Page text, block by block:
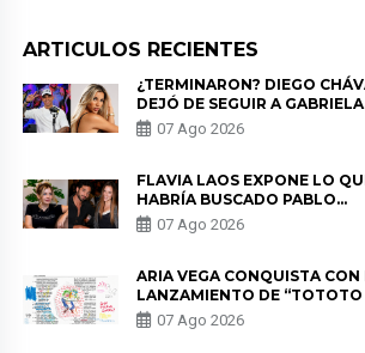
ARTICULOS RECIENTES
¿TERMINARON? DIEGO
DEJÓ DE SEGUIR A GABRIELA
HERRERA Y ANUNCIA SU
DE PÓDCAST
07 Ago 2026
FLAVIA LAOS EXPONE LO
HABRÍA BUSCADO PABLO
HEREDIA CON ALE FULLER:
DE LAS PARTES QUERÍA EL
07 Ago 2026
ARIA VEGA CONQUISTA CON
LANZAMIENTO DE “TOTOTO
07 Ago 2026